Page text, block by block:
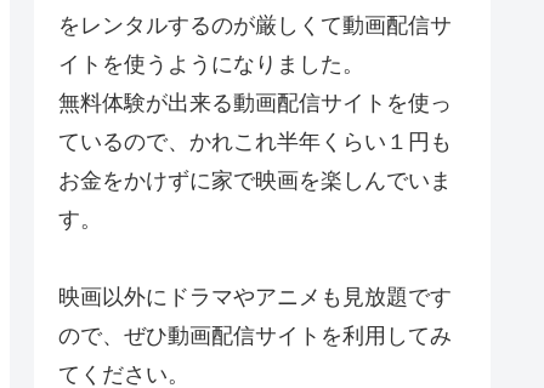
をレンタルするのが厳しくて動画配信サ
イトを使うようになりました。
無料体験が出来る動画配信サイトを使っ
ているので、かれこれ半年くらい１円も
お金をかけずに家で映画を楽しんでいま
す。
映画以外にドラマやアニメも見放題です
ので、ぜひ動画配信サイトを利用してみ
てください。